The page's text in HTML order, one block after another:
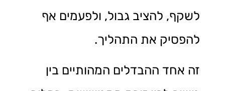
לשקף, להציב גבול, ולפעמים אף
להפסיק את התהליך.
זה אחד ההבדלים המהותיים בין